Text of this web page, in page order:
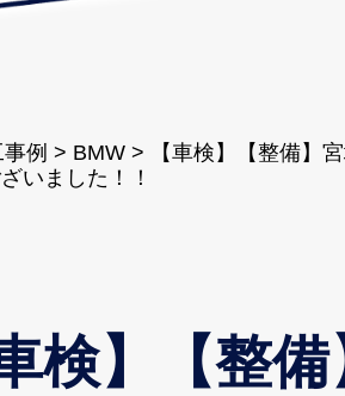
例 > BMW >
【車検】【整備】
いました！！
車検】【整